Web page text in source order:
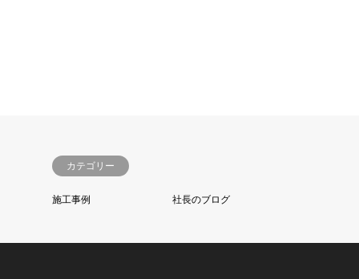
カテゴリー
施工事例 社長のブログ